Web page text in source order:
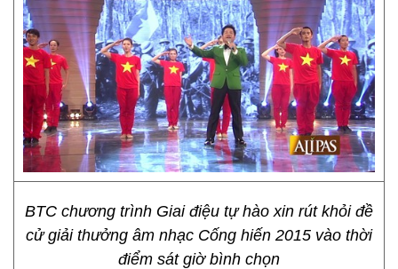
BTC chương trình Giai điệu tự hào xin rút khỏi đề
cử giải thưởng âm nhạc Cống hiến 2015 vào thời
điểm sát giờ bình chọn